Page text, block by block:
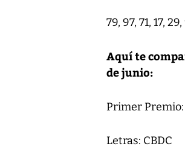
79, 97, 71, 17,
Aquí te
de junio:
Primer Premio:
Letras: CBDC